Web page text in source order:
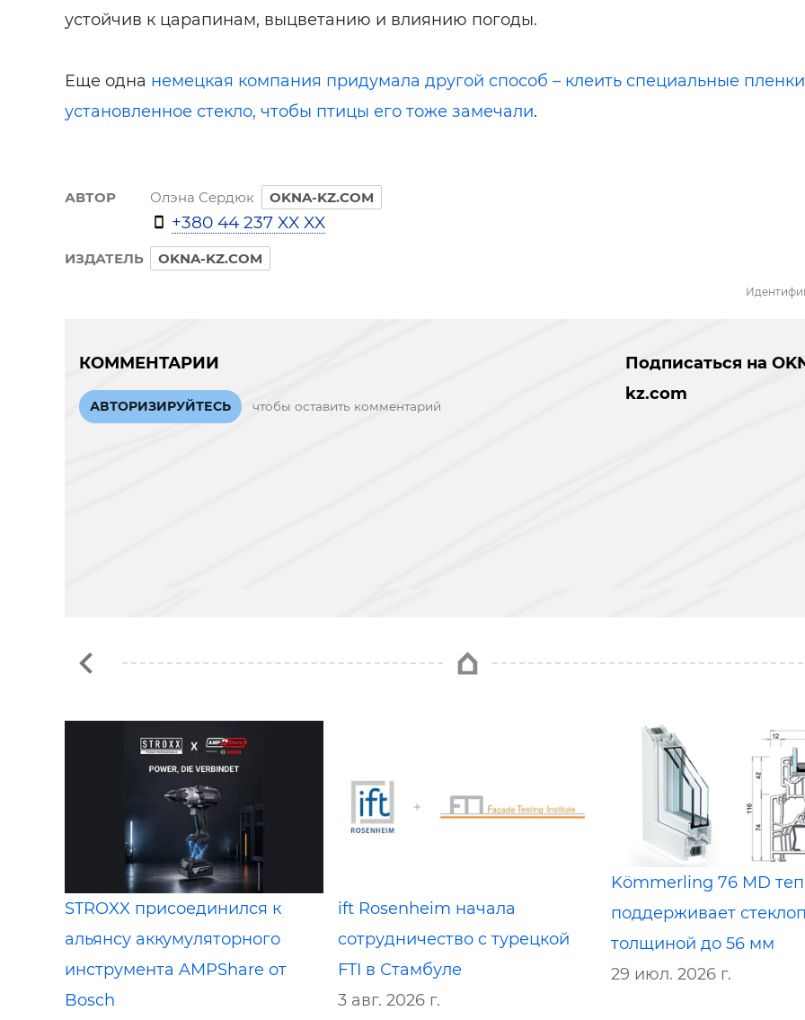
устойчив к царапинам, выцветанию и влиянию погоды.
Еще одна немецкая компания придумала другой способ – клеить специальные
установленное стекло, чтобы птицы его тоже замечали.
АВТОР Олэна Сердюк OKNA-KZ.COM
+380 44 237 XX XX
ИЗДАТЕЛЬ OKNA-KZ.COM
КОММЕНТАРИИ
АВТОРИЗИРУЙТЕСЬ чтобы оставить комментарий
Подписаться на
kz.com
STROXX присоединился к
альянсу аккумуляторного
инструмента AMPShare от
Bosch
ift Rosenheim начала
сотрудничество с турецкой
FTI в Стамбуле
3 авг. 2026 г.
Kömmerling 76 MD
поддерживает
толщиной до 56 мм
29 июл. 2026 г.